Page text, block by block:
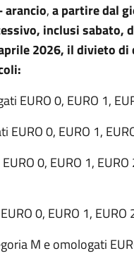
arancio,a partire dal
inclusi sabato,
2026, il divieto di
EURO 0, EURO 1,
0, EURO 1,
0, EURO 1, EURO
0, EURO 1, EURO
M e omologati